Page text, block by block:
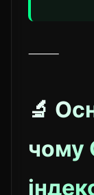
⸻
🔬
чому